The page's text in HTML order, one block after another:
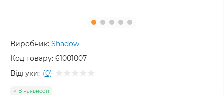
Виробник: Shadow
Код товару: 61001007
Відгуки: (0)
В наявності